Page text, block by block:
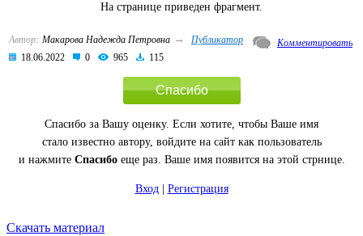
На странице приведен фрагмент.
Автор: Макарова Надежда Петровна →
Публикатор
18.06.2022
0 965 115
Комментировать
Спасибо
Спасибо за Вашу оценку. Если хотите, чтобы Ваше имя
стало известно автору, войдите на сайт как пользователь
и нажмите Спасибоеще раз. Ваше имя появится на этой стрнице.
Вход| Регистрация
Скачать материал